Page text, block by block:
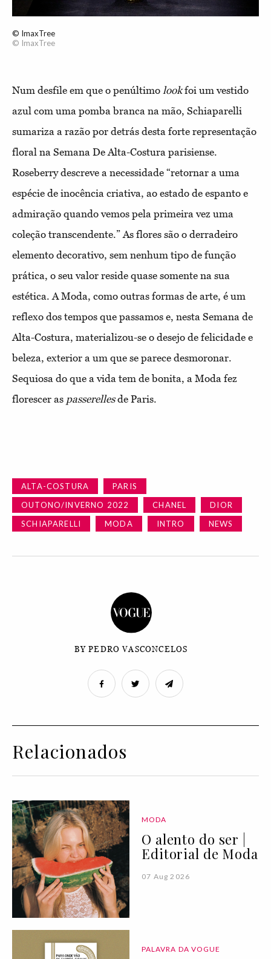
© ImaxTree
© ImaxTree
Num desfile em que o penúltimo lookfoi um vestido
azul com uma pomba branca na mão, Schiaparelli
sumariza a razão por detrás desta forte representação
floral na Semana De Alta-Costura parisiense.
Roseberry descreve a necessidade “retornar a uma
espécie de inocência criativa, ao estado de espanto e
admiração quando vemos pela primeira vez uma
coleção transcendente.” As flores são o derradeiro
elemento decorativo, sem nenhum tipo de função
prática, o seu valor reside quase somente na sua
estética. A Moda, como outras formas de arte, é um
reflexo dos tempos que passamos e, nesta Semana de
Alta-Costura, materializou-se o desejo de felicidade e
beleza, exterior a um que se parece desmoronar.
Sequiosa do que a vida tem de bonita, a Moda fez
florescer as passerellesde Paris.
ALTA-COSTURA
PARIS
OUTONO/INVERNO 2022
CHANEL
DIOR
SCHIAPARELLI
MODA INTRO NEWS
BY PEDRO VASCONCELOS
Relacionados
MODA
O alento do ser |
Editorial de Moda
07 Aug 2026
PALAVRA DA VOGUE